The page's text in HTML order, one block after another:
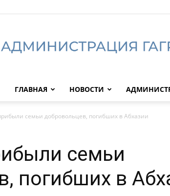
ГЛАВНАЯ НОВОСТИ
семьи добровольцев, погибших в Абхазии
семьи
погибших в